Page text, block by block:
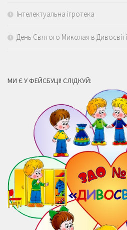
Інтелектуальна ігротека
День Святого Миколая в Дивосвіті
МИ Є У ФЕЙСБУЦІ! СЛІДКУЙ: